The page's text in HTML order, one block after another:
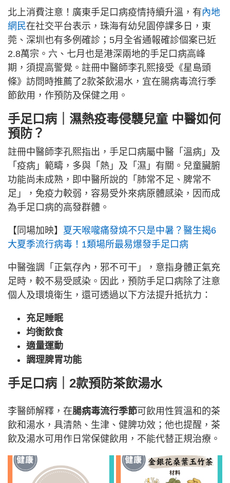
北上消費注意！廣東手足口病疫情持續升溫，有內地
網民在社交平台表示，珠海有幼兒園停課多日，東
莞、深圳也有多例確診；5月全省通報確診個案已近
2.8萬宗。六、七月也是港深兩地的手足口病高峰
期，須提高警覺。註冊中醫師李孔熙接受《星島頭
條》訪問時推薦了2款茶飲湯水，宜在腸病毒流行季
節飲用，作預防及保健之用。
手足口病｜濕熱疫毒侵襲兒童 中醫如何
預防？
註冊中醫師李孔熙指出，手足口病屬中醫「溫病」及
「疫病」範疇，多與「熱」及「濕」有關。兒童臟腑
功能尚未成熟，即中醫所說的「肺常不足、脾常不
足」，免疫力較弱，容易受外來病原體感染，因而成
為手足口病的高發群體。
【同場加映】 夏天喉嚨痛發燒不只是中暑？醫生揭6
大夏季流行病毒！1類場所最易爆發手足口病
中醫強調「正氣存內，邪不可干」，意指身體正氣充
足時，較不易受感染。因此，預防手足口病除了注意
個人及環境衛生，還可透過以下方法提升抵抗力：
充足睡眠
均衡飲食
適量運動
調理脾胃功能
手足口病｜2款預防茶飲湯水
李醫師解釋，在腸病毒流行季節可飲用性質溫和的茶
飲和湯水，具清熱、生津、健脾功效；他也提醒，茶
飲及湯水可用作日常保健飲用，不能代替正規治療。